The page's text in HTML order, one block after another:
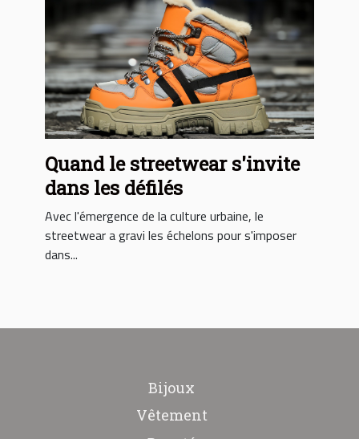
Quand le streetwear s'invite
dans les défilés
Avec l'émergence de la culture urbaine, le
streetwear a gravi les échelons pour s'imposer
dans...
Bijoux
Vêtement